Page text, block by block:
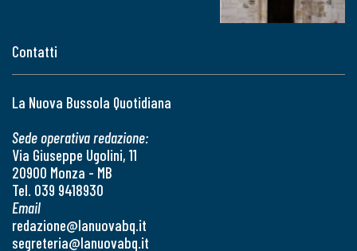
Contatti
La Nuova Bussola Quotidiana
Sede operativa redazione:
Via Giuseppe Ugolini, 11
20900 Monza - MB
Tel. 039 9418930
Email
redazione@lanuovabq.it
segreteria@lanuovabq.it